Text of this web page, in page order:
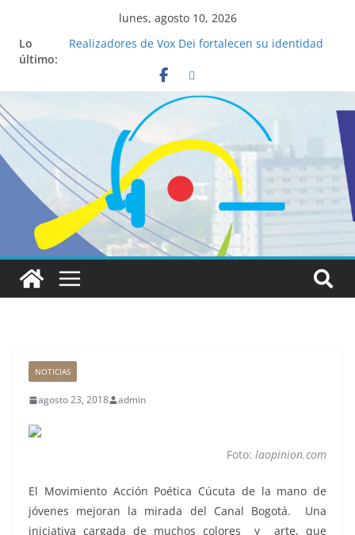
lunes, agosto 10, 2026
Lo
último:
Realizadores de Vox Dei fortalecen su identidad
La ciencia desvela los 5 secretos que tiene
fácilmente un católico para convertirse en
“Superancianos”
Pop Up Market atrae a cientos de visitantes y
dinamiza la economía local
Salud mental a la mesa: la importancia de
hablarlo en familia
Lo que tienen en común la nueva Película Toy
Story 5 y el Papa León XIV
NOTICIAS
agosto 23, 2018 admin
Foto: laopinion.com
El Movimiento Acción Poética Cúcuta de la mano de
jóvenes mejoran la mirada del Canal Bogotá. Una
iniciativa cargada de muchos colores y arte, que